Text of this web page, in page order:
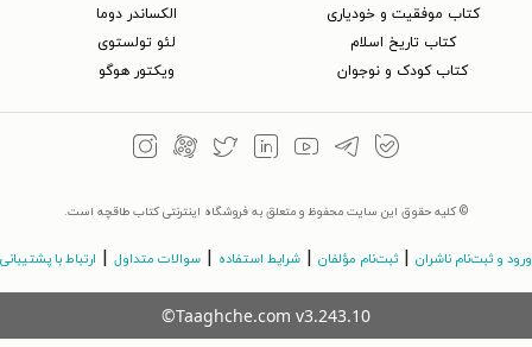
کتاب موفقیت و خودیاری
کتاب تاریخ اسلام
کتاب کودک و نوجوان
الکساندر دوما
لئو تولستوی
ویکتور هوگو
© کلیه حقوق این سایت محفوظ و متعلق به فروشگاه اینترنتی کتاب طاقچه است.
ورود و ثبت‌نام ناشران | ثبت‌نام مؤلفان | شرایط استفاده | سوالات متداول | ارتباط با پشتیبانی
©Taaghche.com v3.243.10